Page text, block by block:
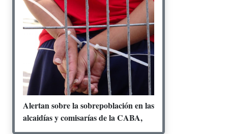
Alertan sobre la sobrepoblación en las
alcaidías y comisarías de la CABA,